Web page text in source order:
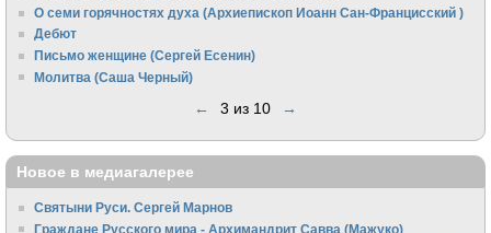
О семи горячностях духа (Архиепископ Иоанн Сан-Францисский )
Дебют
Письмо женщине (Сергей Есенин)
Молитва (Саша Черный)
← 3 из 10 →
Новое в медиагалерее
Святыни Руси. Сергей Марнов
Граждане Русского мира - Архимандрит Савва (Мажуко)